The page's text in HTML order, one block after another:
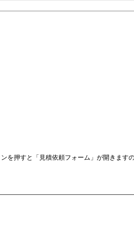
を押すと「見積依頼フォーム」が開きますの